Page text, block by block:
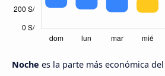
Noche es la parte más económica